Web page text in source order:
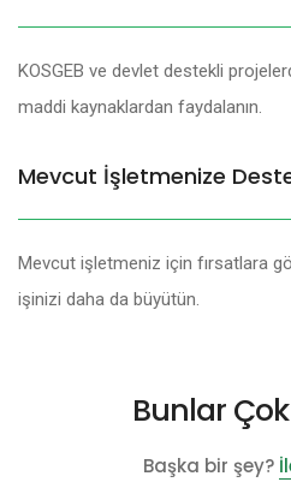
KOSGEB ve devlet destekli
maddi kaynaklardan faydalanın.
Mevcut İşletmenize
Mevcut işletmeniz için fırsatlara
işinizi daha da büyütün.
Bunlar
Başka bir şey?